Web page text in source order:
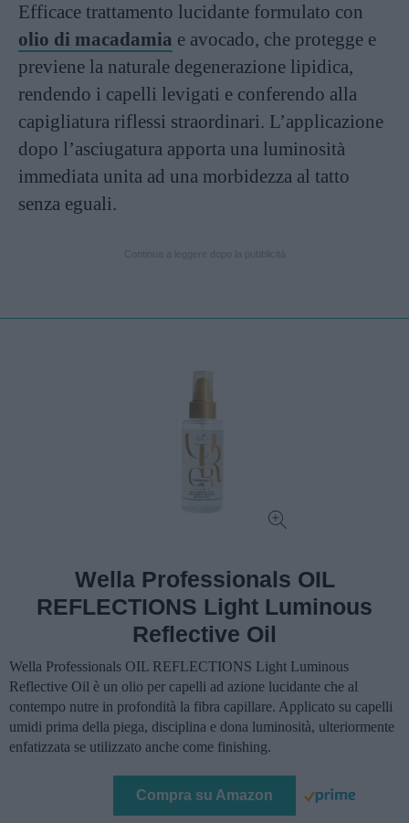
Efficace trattamento lucidante formulato con
olio di macadamia e avocado, che protegge e
previene la naturale degenerazione lipidica,
rendendo i capelli levigati e conferendo alla
capigliatura riflessi straordinari. L’applicazione
dopo l’asciugatura apporta una luminosità
immediata unita ad una morbidezza al tatto
senza eguali.
Wella Professionals OIL
REFLECTIONS Light Luminous
Reflective Oil
Wella Professionals OIL REFLECTIONS Light Luminous
Reflective Oil è un olio per capelli ad azione lucidante che al
contempo nutre in profondità la fibra capillare. Applicato su capelli
umidi prima della piega, disciplina e dona luminosità, ulteriormente
enfatizzata se utilizzato anche come finishing.
Compra su Amazon